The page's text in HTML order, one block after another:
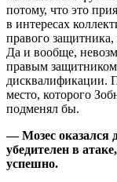
потому, что это
в интересах
правого
Да и вообще,
правым
дисквалификации.
место, которого
подменял бы.
— Мозес оказался
убедителен в
успешно.